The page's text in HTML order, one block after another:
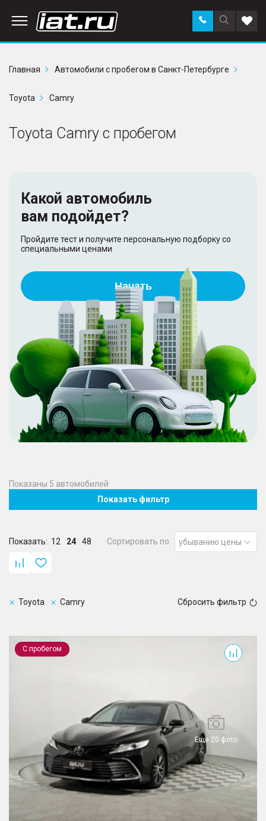
Поиск
по
Заказать
звонок в
Главная
Автомобили с пробегом в Санкт-Петербурге
Toyota Camry
Toyota Camry с пробегом
Какой автомобиль
вам подойдет?
Пройдите тест и получите персональную подборку со
специальными ценами
Начать
Показаны 5 автомобилей
Показать фильтр
Показать: 12 24 48 Сортировать по: убыванию цены
Toyota Camry Сбросить фильтр
С пробегом
Еще 20 фото
Camry